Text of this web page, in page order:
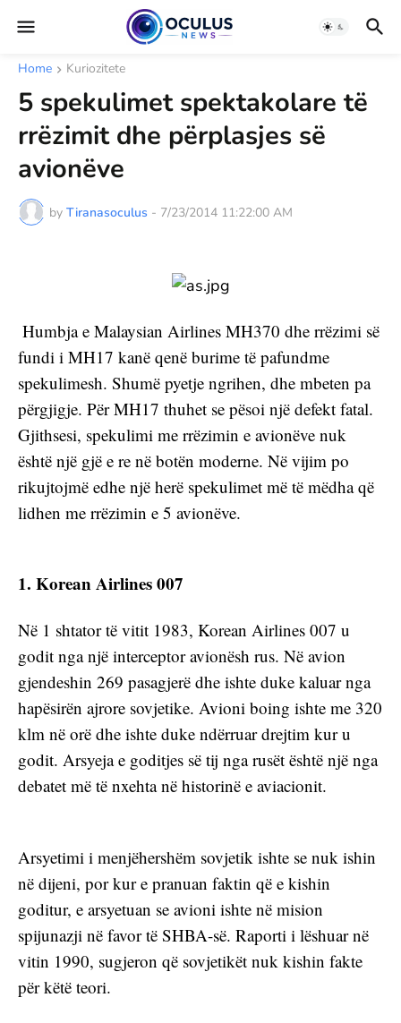
Home Kuriozitete
5 spekulimet spektakolare të
rrëzimit dhe përplasjes së
avionëve
by Tiranasoculus - 7/23/2014 11:22:00 AM
fundi i MH17 kanë qenë burime të pafundme
spekulimesh. Shumë pyetje ngrihen, dhe mbeten pa
përgjigje. Për MH17 thuhet se pësoi një defekt fatal.
Gjithsesi, spekulimi me rrëzimin e avionëve nuk
është një gjë e re në botën moderne. Në vijim po
rikujtojmë edhe një herë spekulimet më të mëdha që
lidhen me rrëzimin e 5 avionëve.
1. Korean Airlines 007
Në 1 shtator të vitit 1983, Korean Airlines 007 u
godit nga një interceptor avionësh rus. Në avion
gjendeshin 269 pasagjerë dhe ishte duke kaluar nga
hapësirën ajrore sovjetike. Avioni boing ishte me 320
klm në orë dhe ishte duke ndërruar drejtim kur u
godit. Arsyeja e goditjes së tij nga rusët është një nga
debatet më të nxehta në historinë e aviacionit.
Arsyetimi i menjëhershëm sovjetik ishte se nuk ishin
në dijeni, por kur e pranuan faktin që e kishin
goditur, e arsyetuan se avioni ishte në mision
spijunazji në favor të SHBA-së. Raporti i lëshuar në
vitin 1990, sugjeron që sovjetikët nuk kishin fakte
për këtë teori.